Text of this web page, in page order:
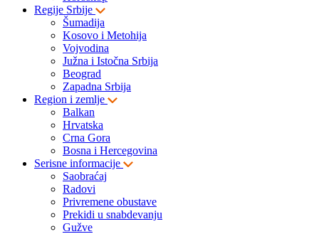
Regije Srbije
Šumadija
Kosovo i Metohija
Vojvodina
Južna i Istočna Srbija
Beograd
Zapadna Srbija
Region i zemlje
Balkan
Hrvatska
Crna Gora
Bosna i Hercegovina
Serisne informacije
Saobraćaj
Radovi
Privremene obustave
Prekidi u snabdevanju
Gužve